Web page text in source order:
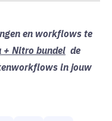
en workflows te
+ Nitro bundel de
in jouw